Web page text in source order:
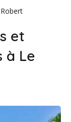
et
à Le